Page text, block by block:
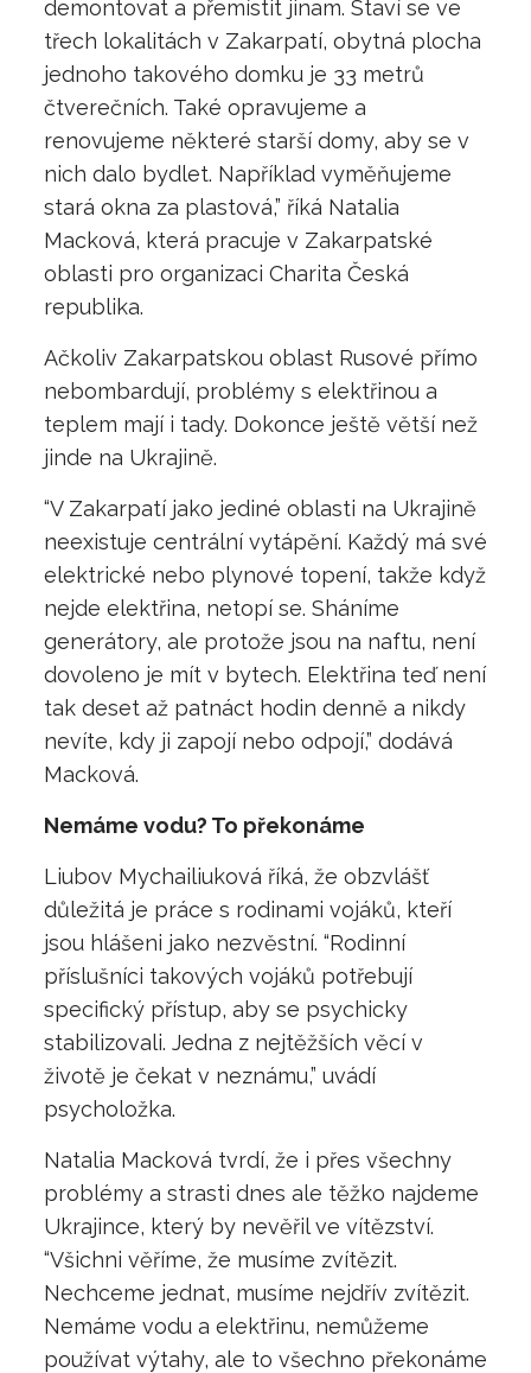
demontovat a přemístit jinam. Staví se ve
třech lokalitách v Zakarpatí, obytná plocha
jednoho takového domku je 33 metrů
čtverečních. Také opravujeme a
renovujeme některé starší domy, aby se v
nich dalo bydlet. Například vyměňujeme
stará okna za plastová,” říká Natalia
Macková, která pracuje v Zakarpatské
oblasti pro organizaci Charita Česká
republika.
Ačkoliv Zakarpatskou oblast Rusové přímo
nebombardují, problémy s elektřinou a
teplem mají i tady. Dokonce ještě větší než
jinde na Ukrajině.
“V Zakarpatí jako jediné oblasti na Ukrajině
neexistuje centrální vytápění. Každý má své
elektrické nebo plynové topení, takže když
nejde elektřina, netopí se. Sháníme
generátory, ale protože jsou na naftu, není
dovoleno je mít v bytech. Elektřina teď není
tak deset až patnáct hodin denně a nikdy
nevíte, kdy ji zapojí nebo odpojí,” dodává
Macková.
Nemáme vodu? To překonáme
Liubov Mychailiuková říká, že obzvlášť
důležitá je práce s rodinami vojáků, kteří
jsou hlášeni jako nezvěstní. “Rodinní
příslušníci takových vojáků potřebují
specifický přístup, aby se psychicky
stabilizovali. Jedna z nejtěžších věcí v
životě je čekat v neznámu,” uvádí
psycholožka.
Natalia Macková tvrdí, že i přes všechny
problémy a strasti dnes ale těžko najdeme
Ukrajince, který by nevěřil ve vítězství.
“Všichni věříme, že musíme zvítězit.
Nechceme jednat, musíme nejdřív zvítězit.
Nemáme vodu a elektřinu, nemůžeme
používat výtahy, ale to všechno překonáme